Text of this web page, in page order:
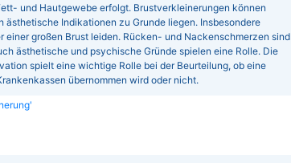
und Hautgewebe erfolgt. Brustverkleinerungen können
ästhetische Indikationen zu Grunde liegen. Insbesondere
einer großen Brust leiden. Rücken- und Nackenschmerzen sind
ästhetische und psychische Gründe spielen eine Rolle. Die
spielt eine wichtige Rolle bei der Beurteilung, ob eine
übernommen wird oder nicht.